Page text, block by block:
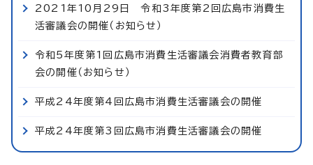
2021年10月29日 令和3年度第2回広島市消費生
活審議会の開催（お知らせ）
令和5年度第1回広島市消費生活審議会消費者教育部
会の開催（お知らせ）
平成24年度第4回広島市消費生活審議会の開催
平成24年度第3回広島市消費生活審議会の開催